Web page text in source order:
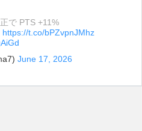
で PTS +11%
https://t.co/bPZvpnJMhz
June 17, 2026